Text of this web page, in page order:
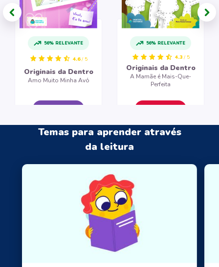
56% RELEVANTE
4.6/ 5
Originais da Dentro
Amo Muito Minha Avó
56% RELEVANTE
4.3 / 5
Originais da Dentro
A Mamãe é Mais-Que-
Perfeita
Temas para aprender através
da leitura